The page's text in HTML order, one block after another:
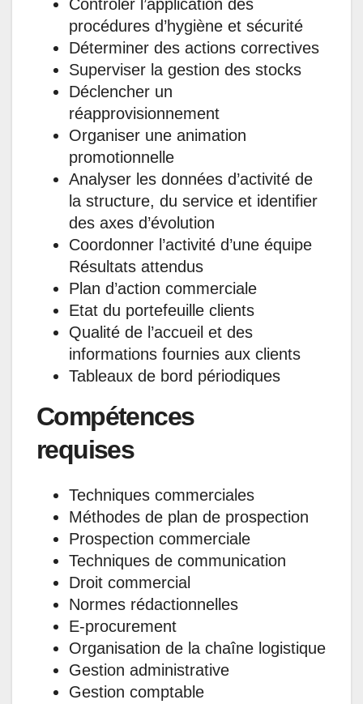
Contrôler l’application des
procédures d’hygiène et sécurité
Déterminer des actions correctives
Superviser la gestion des stocks
Déclencher un
réapprovisionnement
Organiser une animation
promotionnelle
Analyser les données d’activité de
la structure, du service et identifier
des axes d’évolution
Coordonner l’activité d’une équipe
Résultats attendus
Plan d’action commerciale
Etat du portefeuille clients
Qualité de l’accueil et des
informations fournies aux clients
Tableaux de bord périodiques
Compétences
requises
Techniques commerciales
Méthodes de plan de prospection
Prospection commerciale
Techniques de communication
Droit commercial
Normes rédactionnelles
E-procurement
Organisation de la chaîne logistique
Gestion administrative
Gestion comptable